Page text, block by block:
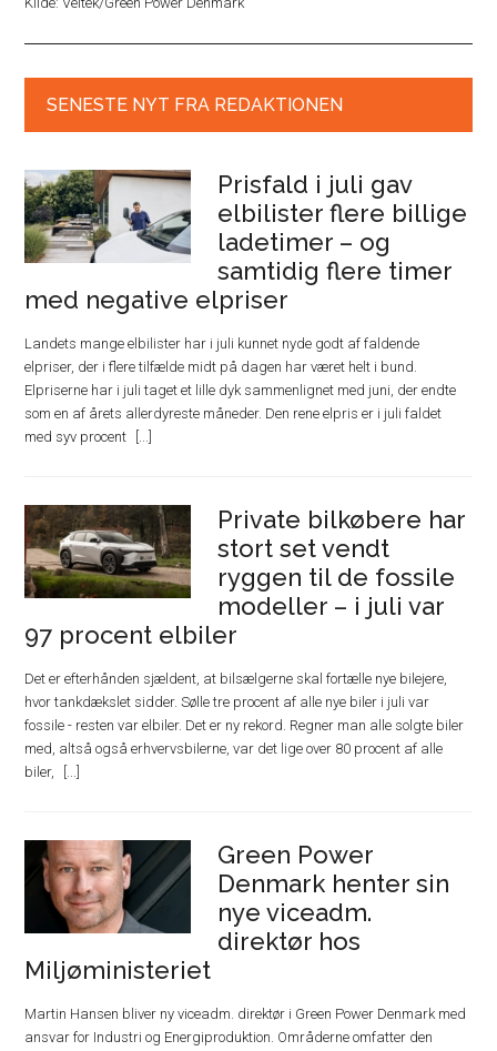
SENESTE NYT FRA REDAKTIONEN
Prisfald i juli gav
elbilister flere billige
ladetimer – og
samtidig flere timer
med negative elpriser
Landets mange elbilister har i juli kunnet nyde godt af faldende
elpriser, der i flere tilfælde midt på dagen har været helt i bund.
Elpriserne har i juli taget et lille dyk sammenlignet med juni, der endte
som en af årets allerdyreste måneder. Den rene elpris er i juli faldet
med syv procent
Private bilkøbere har
stort set vendt
ryggen til de fossile
modeller – i juli var
97 procent elbiler
Det er efterhånden sjældent, at bilsælgerne skal fortælle nye bilejere,
hvor tankdækslet sidder. Sølle tre procent af alle nye biler i juli var
fossile - resten var elbiler. Det er ny rekord. Regner man alle solgte biler
med, altså også erhvervsbilerne, var det lige over 80 procent af alle
biler,
Green Power
Denmark henter sin
nye viceadm.
direktør hos
Miljøministeriet
Martin Hansen bliver ny viceadm. direktør i Green Power Denmark med
ansvar for Industri og Energiproduktion. Områderne omfatter den